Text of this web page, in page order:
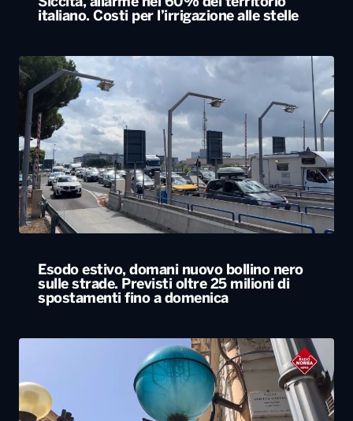
Siccità, allarme nel 60% del territorio
italiano. Costi per l’irrigazione alle stelle
Esodo estivo, domani nuovo bollino nero
sulle strade. Previsti oltre 25 milioni di
spostamenti fino a domenica